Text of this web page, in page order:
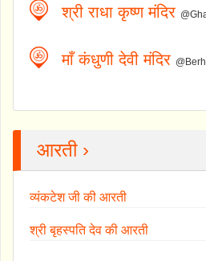
श्री राधा कृष्ण मंदिर
माँ कंधुणी देवी मंदिर
आरती ›
व्यंकटेश जी की आरती
श्री बृहस्पति देव की आरती